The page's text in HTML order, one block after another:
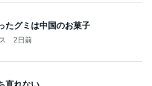
たグミは中国のお菓子
2日前
直れない。